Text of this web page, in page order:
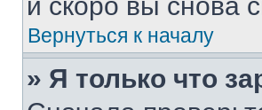
Вернуться к началу
» Я только что